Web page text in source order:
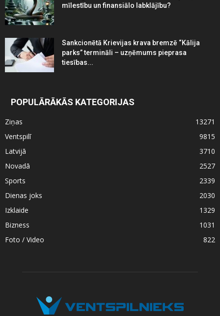
mīlestību un finansiālo labklājību?
Sankcionētā Krievijas krava bremzē “Kālija
parks” termināli – uzņēmums pieprasa
tiesības...
POPULĀRĀKĀS KATEGORIJAS
Ziņas
13271
Ventspilī
9815
Latvijā
3710
Novadā
2527
Sports
2339
Dienas joks
2030
Izklaide
1329
Bizness
1031
Foto / Video
822